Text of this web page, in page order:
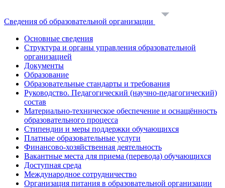
Сведения об образовательной организации
Основные сведения
Структура и органы управления образовательной
организацией
Документы
Образование
Образовательные стандарты и требования
Руководство. Педагогический (научно-педагогический)
состав
Материально-техническое обеспечение и оснащённость
образовательного процесса
Стипендии и меры поддержки обучающихся
Платные образовательные услуги
Финансово-хозяйственная деятельность
Вакантные места для приема (перевода) обучающихся
Доступная среда
Международное сотрудничество
Организация питания в образовательной организации